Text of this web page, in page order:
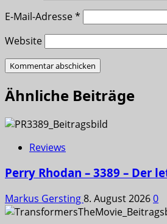
E-Mail-Adresse*
Website
Ähnliche Beiträge
Reviews
Perry Rhodan – 3389 – Der
Markus Gersting8. August 20260